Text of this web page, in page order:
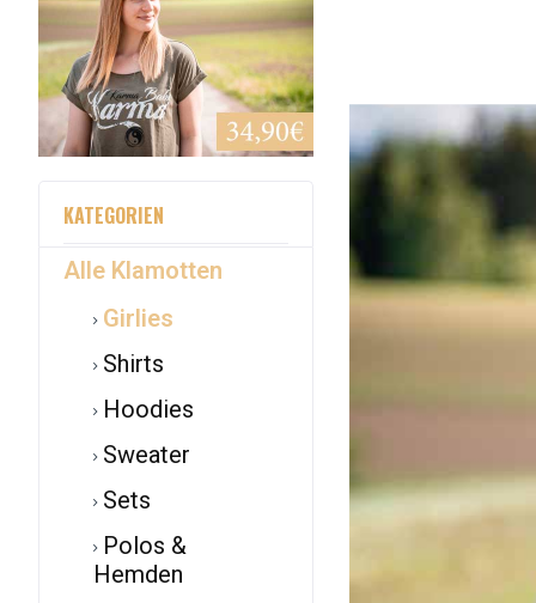
KATEGORIEN
Alle Klamotten
Girlies
Shirts
Hoodies
Sweater
Sets
Polos &
Hemden